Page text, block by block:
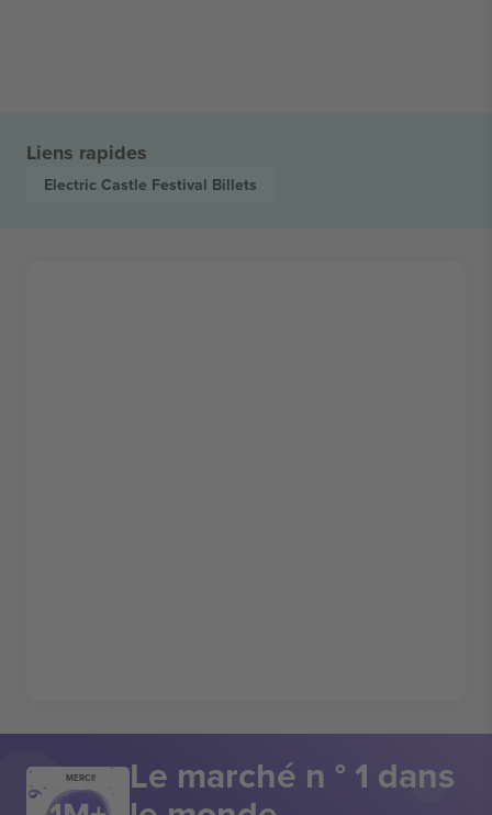
Liens rapides
Electric Castle Festival Billets
MERCI! Le marché n ° 1 dans